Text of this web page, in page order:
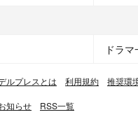
ドラ
ルプレスとは 利用規約 推奨環
知らせ RSS一覧